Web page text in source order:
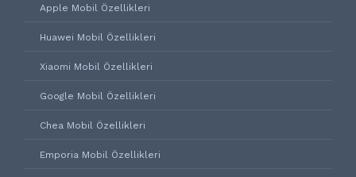
Apple Mobil Özellikleri
Huawei Mobil Özellikleri
Xiaomi Mobil Özellikleri
Google Mobil Özellikleri
Chea Mobil Özellikleri
Emporia Mobil Özellikleri